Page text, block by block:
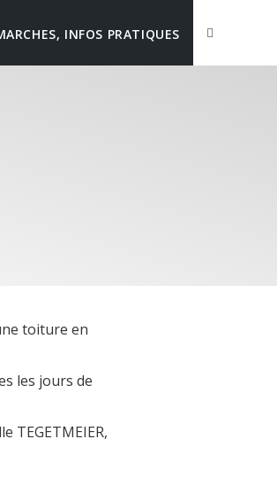
INFOS PRATIQUES
toiture en
les jours de
TEGETMEIER,